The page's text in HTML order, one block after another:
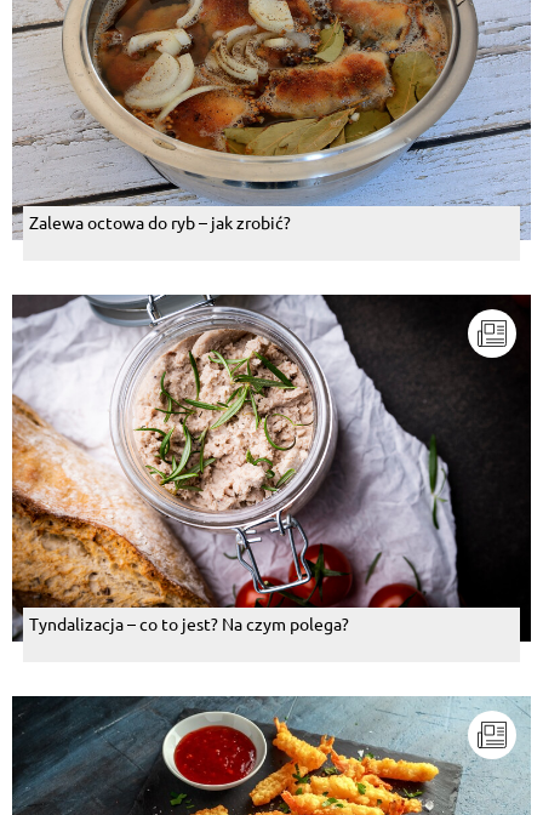
Zalewa octowa do ryb – jak zrobić?
Tyndalizacja – co to jest? Na czym polega?